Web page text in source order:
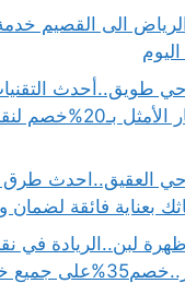
طويق..أحدث
والأساليب..الخيار
العقيق..احدث طرق
بعناية فائقة لضمان
لبن..الريادة في
خدماتنا